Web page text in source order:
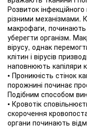
Розвиток
різними механізмами.
макрофаги, починають
уберегти організм.
вірусу, однак
клітин і вірусів
наповнюють капіляри
• Проникність стінок
порожнині починає
Подібним способом
• Кровотік
скорочення
органи починають